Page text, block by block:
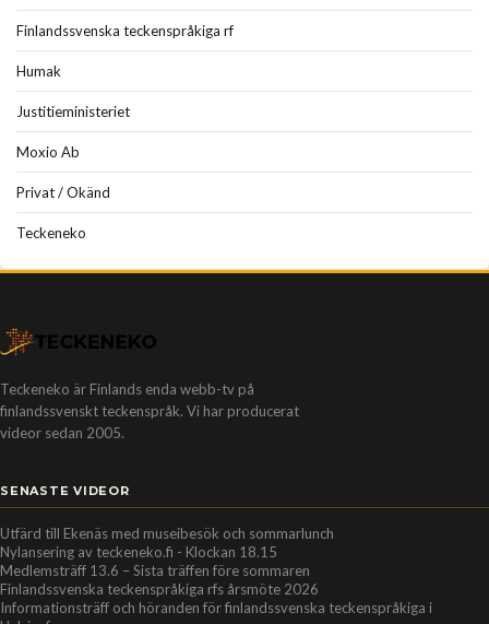
Finlandssvenska teckenspråkiga rf
Humak
Justitieministeriet
Moxio Ab
Privat / Okänd
Teckeneko
Teckeneko är Finlands enda webb-tv på
finlandssvenskt teckenspråk. Vi har producerat
videor sedan 2005.
SENASTE VIDEOR
Utfärd till Ekenäs med museibesök och sommarlunch
Nylansering av teckeneko.fi - Klockan 18.15
Medlemsträff 13.6 – Sista träffen före sommaren
Finlandssvenska teckenspråkiga rfs årsmöte 2026
Informationsträff och höranden för finlandssvenska teckenspråkiga i